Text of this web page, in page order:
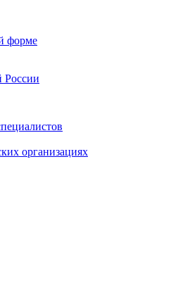
форме
России
организациях